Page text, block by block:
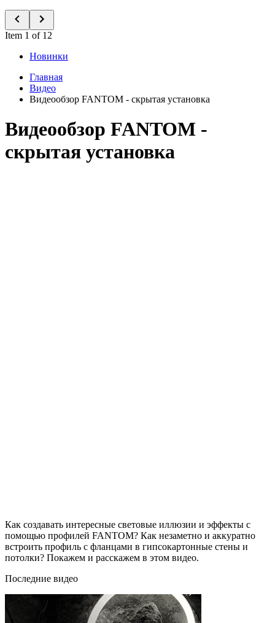
Item 1 of 12
Новинки
Главная
Видео
Видеообзор FANTOM - скрытая установка
Видеообзор FANTOM -
скрытая установка
Как создавать интересные световые иллюзии и эффекты с
помощью профилей FANTOM? Как незаметно и аккуратно
встроить профиль с фланцами в гипсокартонные стены и
потолки? Покажем и расскажем в этом видео.
Последние видео